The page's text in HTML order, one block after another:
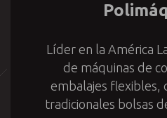
Líder en la América
de máquinas de
embalajes flexibles,
tradicionales bolsas